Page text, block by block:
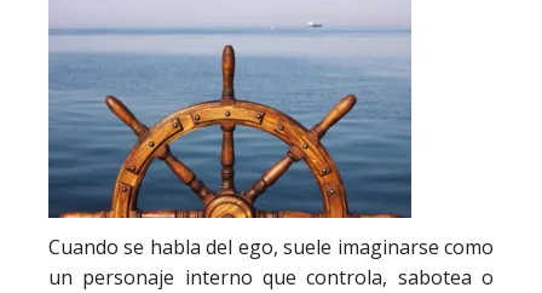
Cuando se habla del ego, suele imaginarse como
un personaje interno que controla, sabotea o